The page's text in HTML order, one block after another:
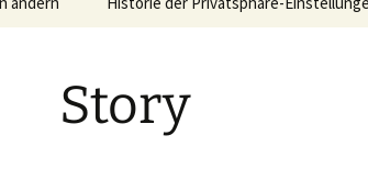
Vorstandschaft
Story